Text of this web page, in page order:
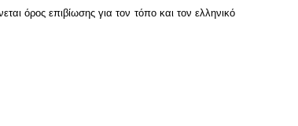
όρος επιβίωσης για τον τόπο και τον ελληνικό